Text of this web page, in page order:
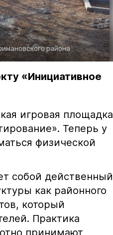
района
«Инициативное
игровая площадка
Теперь у
физической
собой действенный
как районного
который
Практика
принимают